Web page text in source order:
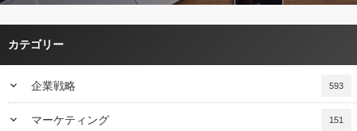
カテゴリー
keyboard_arrow_down 企業戦略 593
keyboard_arrow_down マーケティング 151